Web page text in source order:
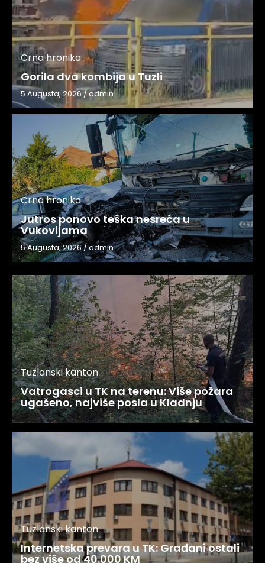
Crna hronika
Gorila dva kombija u Tuzli
5 Augusta, 2026/admin
Crna hronika
Jutros ponovo teška nesreća u
Vukovijama
5 Augusta, 2026/admin
Tuzlanski kanton
Vatrogasci u TK na terenu: Više požara
ugašeno, najviše posla u Kladnju
Tuzlanski kanton
Internetska prevara u TK: Građani ostali
bez više od 40.000 KM